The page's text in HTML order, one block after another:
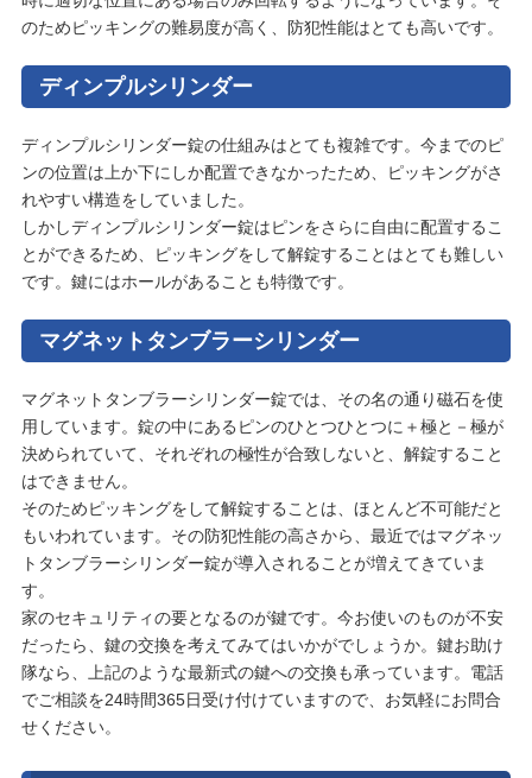
のためピッキングの難易度が高く、防犯性能はとても高いです。
ディンプルシリンダー
ディンプルシリンダー錠の仕組みはとても複雑です。今までのピ
ンの位置は上か下にしか配置できなかったため、ピッキングがさ
れやすい構造をしていました。
しかしディンプルシリンダー錠はピンをさらに自由に配置するこ
とができるため、ピッキングをして解錠することはとても難しい
です。鍵にはホールがあることも特徴です。
マグネットタンブラーシリンダー
マグネットタンブラーシリンダー錠では、その名の通り磁石を使
用しています。錠の中にあるピンのひとつひとつに＋極と－極が
決められていて、それぞれの極性が合致しないと、解錠すること
はできません。
そのためピッキングをして解錠することは、ほとんど不可能だと
もいわれています。その防犯性能の高さから、最近ではマグネッ
トタンブラーシリンダー錠が導入されることが増えてきていま
す。
家のセキュリティの要となるのが鍵です。今お使いのものが不安
だったら、鍵の交換を考えてみてはいかがでしょうか。鍵お助け
隊なら、上記のような最新式の鍵への交換も承っています。電話
でご相談を24時間365日受け付けていますので、お気軽にお問合
せください。